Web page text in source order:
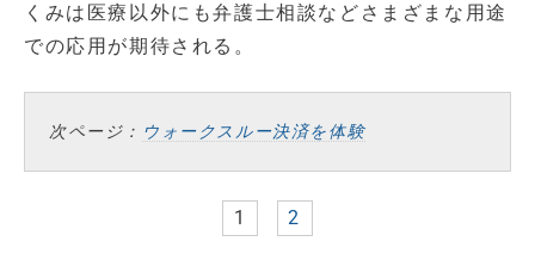
くみは医療以外にも弁護士相談などさまざまな用途
での応用が期待される。
次ページ： ウォークスルー決済を体験
1 2